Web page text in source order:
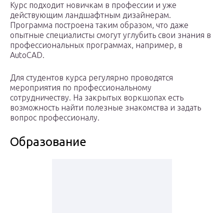
Курс подходит новичкам в профессии и уже
действующим ландшафтным дизайнерам.
Программа построена таким образом, что даже
опытные специалисты смогут углубить свои знания в
профессиональных программах, например, в
AutoCAD.
Для студентов курса регулярно проводятся
мероприятия по профессиональному
сотрудничеству. На закрытых воркшопах есть
возможность найти полезные знакомства и задать
вопрос профессионалу.
Образование